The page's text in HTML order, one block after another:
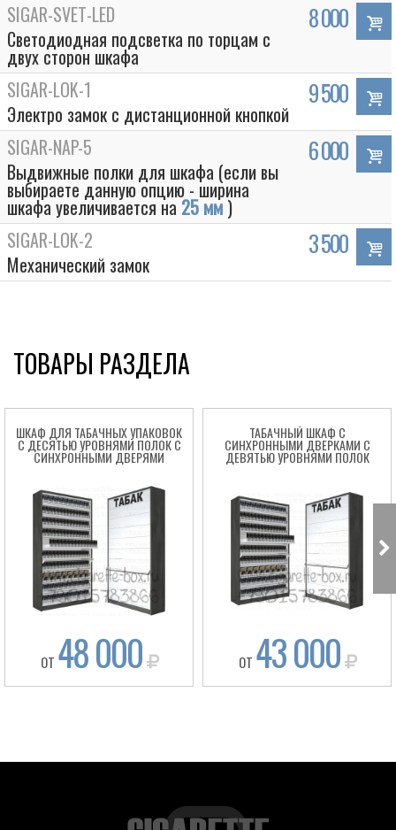
Box
SIGAR-SVET-LED
Светодиодная подсветка по торцам с
двух сторон шкафа
8 000
SIGAR-LOK-1
Электро замок с дистанционной кнопкой
9 500
SIGAR-NAP-5
Выдвижные полки для шкафа (если вы
выбираете данную опцию - ширина
шкафа увеличивается на 25 мм )
6 000
SIGAR-LOK-2
Механический замок
3 500
ТОВАРЫ РАЗДЕЛА
ШКАФ ДЛЯ ТАБАЧНЫХ УПАКОВОК
С ДЕСЯТЬЮ УРОВНЯМИ ПОЛОК С
СИНХРОННЫМИ ДВЕРЯМИ
ОТ 48 000
ТАБАЧНЫЙ ШКАФ С
СИНХРОННЫМИ ДВЕРКАМИ С
ДЕВЯТЬЮ УРОВНЯМИ ПОЛОК
ОТ 43 000